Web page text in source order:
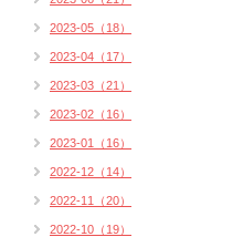
2023-05（18）
2023-04（17）
2023-03（21）
2023-02（16）
2023-01（16）
2022-12（14）
2022-11（20）
2022-10（19）